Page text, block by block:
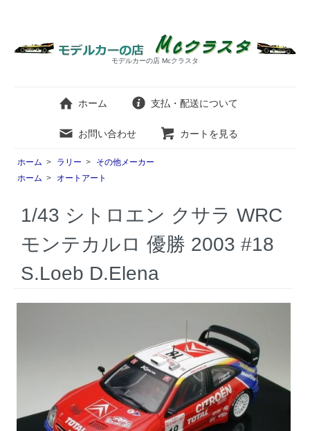
モデルカーの店 Mcクラスタ
ホーム 支払・配送について
お問い合わせ カートを見る
ホーム > ラリー >
その他メーカー
ホーム > オートアート
1/43 シトロエン クサラ WRC
モンテカルロ 優勝 2003 #18
S.Loeb D.Elena